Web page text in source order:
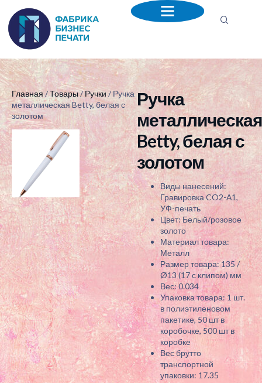
Главная/Товары/Ручки / Ручка
металлическая Betty, белая с
золотом
Ручка
металлическая
Betty, белая с
золотом
Виды нанесений:
Гравировка CO2-А1,
УФ-печать
Цвет: Белый/розовое
золото
Материал товара:
Металл
Размер товара: 135 /
Ø13 (17 с клипом) мм
Вес: 0.034
Упаковка товара: 1 шт.
в полиэтиленовом
пакетике, 50 шт в
коробочке, 500 шт в
коробке
Вес брутто
транспортной
упаковки: 17.35